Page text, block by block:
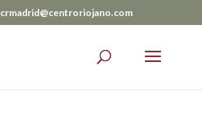
crmadrid@centroriojano.com